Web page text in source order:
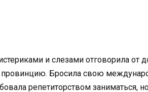
и слезами отговорила от
провинцию. Бросила свою
репетиторством заниматься,